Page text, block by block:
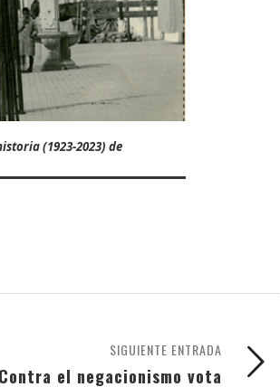
(1923-2023) de
SIGUIENTE ENTRADA
el negacionismo vota